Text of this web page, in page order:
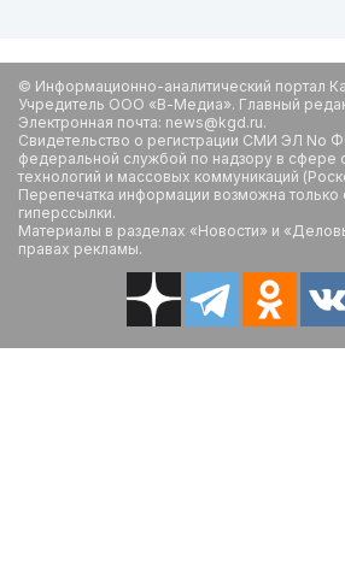
© Информационно-аналитический портал
Учредитель ООО «В-Медиа». Главный
Электронная почта: news@kgd.ru.
Свидетельство о регистрации СМИ ЭЛ No
федеральной службой по надзору в сфере
технологий и массовых коммуникаций
Перепечатка информации возможна только
гиперссылки.
Материалы в разделах «Новости» и
правах рекламы.